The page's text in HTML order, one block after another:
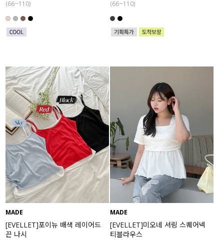
(66~110) (66~110)
MADE
[EVELLET]포이뉴 배색 레이어드
끈 나시
MADE
[EVELLET]미오네 셔링 스퀘어넥
티블라우스